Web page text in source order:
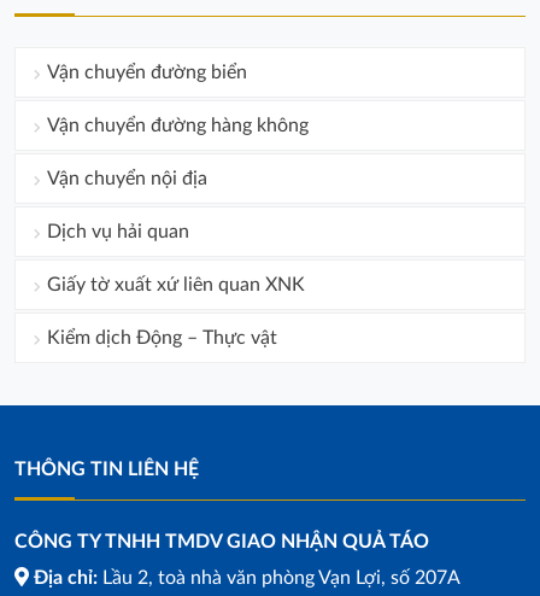
Vận chuyển đường biển
Vận chuyển đường hàng không
Vận chuyển nội địa
Dịch vụ hải quan
Giấy tờ xuất xứ liên quan XNK
Kiểm dịch Động – Thực vật
THÔNG TIN LIÊN HỆ
CÔNG TY TNHH TMDV GIAO NHẬN QUẢ TÁO
Địa chỉ: Lầu 2, toà nhà văn phòng Vạn Lợi, số 207A